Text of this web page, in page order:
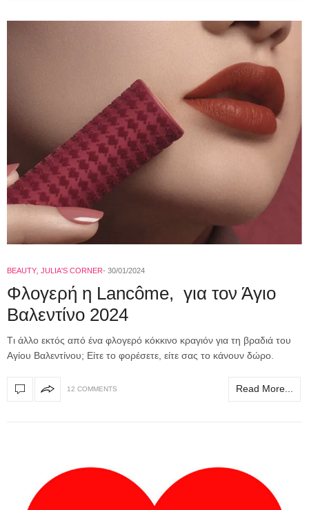
BEAUTY JULIA'S CORNER 30/01/2024
Φλογερή η Lancôme, για τον Άγιο
Βαλεντίνο 2024
Tι άλλο εκτός από ένα φλογερό κόκκινο κραγιόν για τη βραδιά του
Αγίου Βαλεντίνου; Είτε το φορέσετε, είτε σας το κάνουν δώρο.
12 COMMENTS Read More...